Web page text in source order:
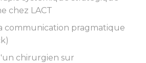
chez LACT
communication pragmatique
chirurgien sur